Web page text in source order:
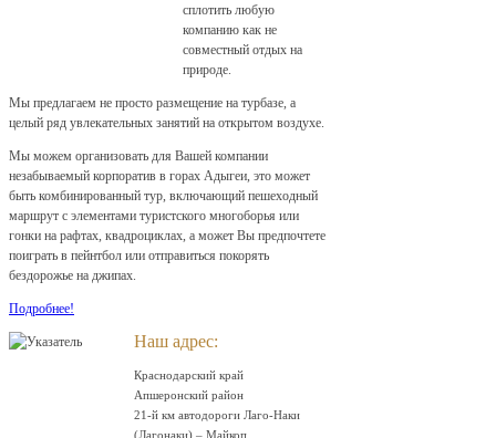
сплотить любую
компанию как не
совместный отдых на
природе.
Мы предлагаем не просто размещение на турбазе, а
целый ряд увлекательных занятий на открытом воздухе.
Мы можем организовать для Вашей компании
незабываемый корпоратив в горах Адыгеи, это может
быть комбинированный тур, включающий пешеходный
маршрут с элементами туристского многоборья или
гонки на рафтах, квадроциклах, а может Вы предпочтете
поиграть в пейнтбол или отправиться покорять
бездорожье на джипах.
Подробнее!
Наш адрес:
Краснодарский край
Апшеронский район
21-й км автодороги Лаго-Наки
(Лагонаки) – Майкоп